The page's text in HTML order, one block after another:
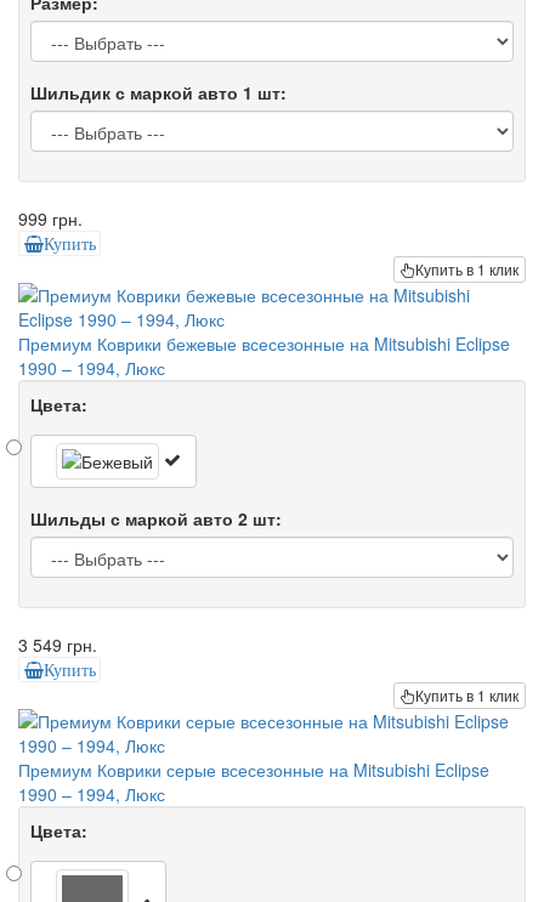
Шильдик с маркой авто 1 шт:
999 грн.
Купить
Купить в 1 клик
Премиум Коврики бежевые всесезонные на Mitsubishi Eclipse
1990 – 1994, Люкс
Цвета:
Шильды с маркой авто 2 шт:
3 549 грн.
Купить
Купить в 1 клик
Премиум Коврики серые всесезонные на Mitsubishi Eclipse
1990 – 1994, Люкс
Цвета: